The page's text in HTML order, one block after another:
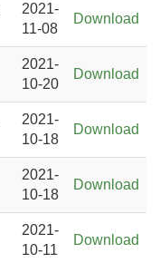
2021-
11-08
Download
2021-
10-20
Download
2021-
10-18
Download
2021-
10-18
Download
2021-
10-11
Download